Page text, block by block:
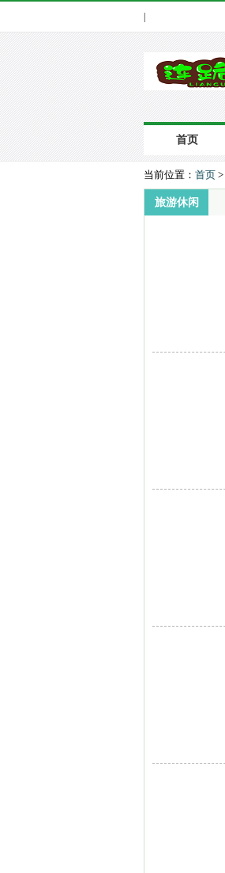
首页
当前位置： 首页 >
旅游休闲